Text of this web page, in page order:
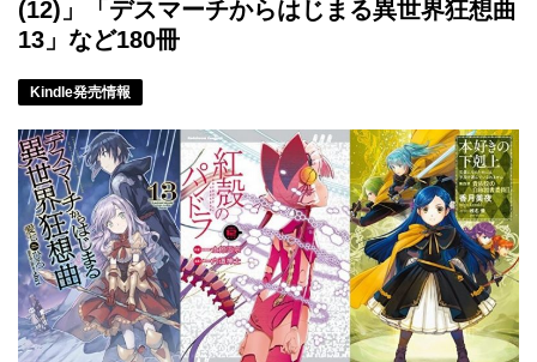
(12)」「デスマーチからはじまる異世界狂想曲
13」など180冊
Kindle発売情報